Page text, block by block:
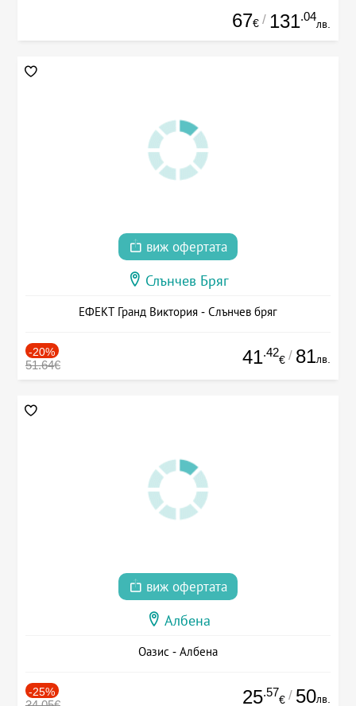
67€ / 131.04
лв.
виж офертата
Слънчев Бряг
ЕФЕКТ Гранд Виктория - Слънчев бряг
-20%
51.64€ 41.42
€ / 81лв.
виж офертата
Албена
Оазис - Албена
-25% 25.57
€ / 50лв.